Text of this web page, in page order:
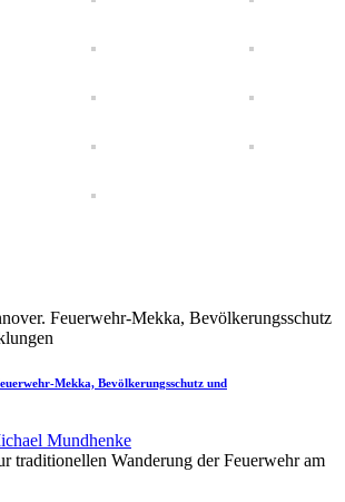
Mekka, Bevölkerungsschutz und
Mundhenke